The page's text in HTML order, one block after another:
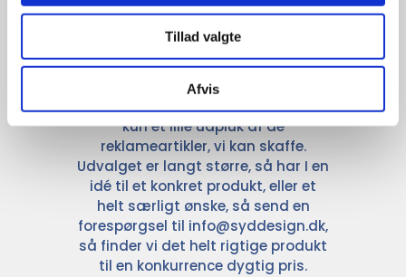
Tillad valgte
Afvis
Kun et lille udvalg vises på
hjemmesiden
Produkterne på hjemmesiden er
kun et lille udpluk af de
reklameartikler, vi kan skaffe.
Udvalget er langt større, så har I en
idé til et konkret produkt, eller et
helt særligt ønske, så send en
forespørgsel til info@syddesign.dk,
så finder vi det helt rigtige produkt
til en konkurrence dygtig pris.